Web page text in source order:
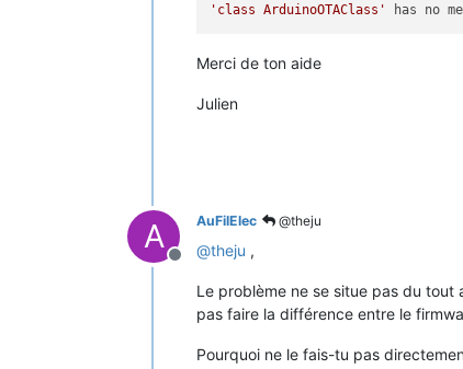
'class ArduinoOTAClass'
has no
Merci de ton aide
Julien
A
Offline
AuFilElec @theju
@theju ,
Le problème ne se situe pas du tout
pas faire la différence entre le
Pourquoi ne le fais-tu pas